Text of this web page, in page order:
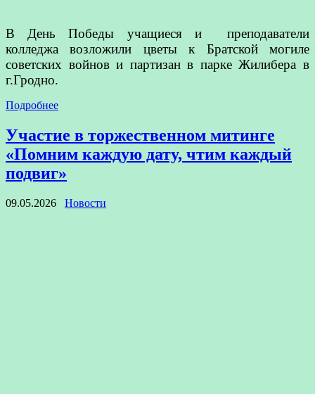
В День Победы учащиеся и преподаватели
колледжа возложили цветы к Братской могиле
советских войнов и партизан в парке Жилибера в
г.Гродно.
Подробнее
Участие в торжественном митинге
«Помним каждую дату, чтим каждый
подвиг»
09.05.2026 Новости